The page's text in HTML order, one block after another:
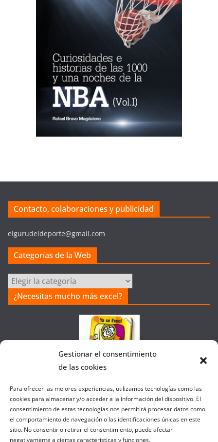
Gestionar el consentimiento
de las cookies
Para ofrecer las mejores experiencias, utilizamos tecnologías como las
cookies para almacenar y/o acceder a la información del dispositivo. El
consentimiento de estas tecnologías nos permitirá procesar datos como
el comportamiento de navegación o las identificaciones únicas en este
sitio. No consentir o retirar el consentimiento, puede afectar
negativamente a ciertas características y funciones.
Contacto, colaboraciones y publicidad
elgurudeldeporte@gmail.com
Categorías de la Web
Categorías
de
la
¿Necesitas mucho más excel?
Colaborando con FANATIC